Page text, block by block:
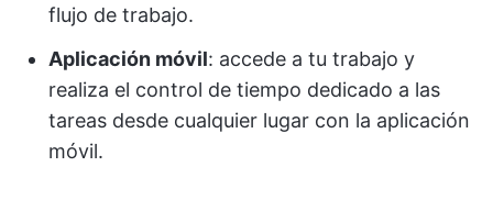
flujo de trabajo.
Aplicación móvil: accede a tu trabajo y
realiza el control de tiempo dedicado a las
tareas desde cualquier lugar con la aplicación
móvil.